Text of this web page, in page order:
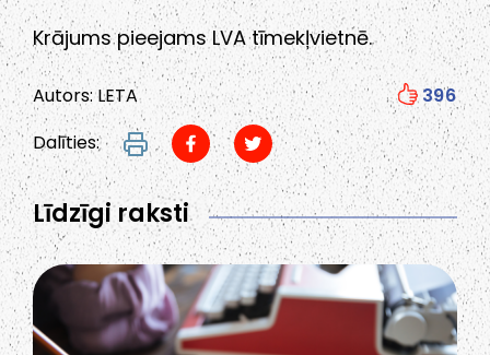
Krājums pieejams LVA tīmekļvietnē.
Autors: LETA
396
Dalīties:
Līdzīgi raksti